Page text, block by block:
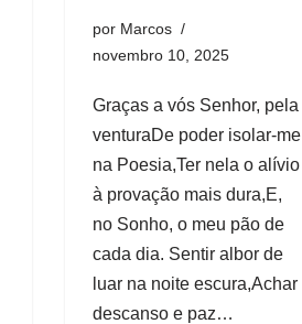
por Marcos
novembro 10, 2025
Graças a vós Senhor, pela
venturaDe poder isolar-me
na Poesia,Ter nela o alívio
à provação mais dura,E,
no Sonho, o meu pão de
cada dia. Sentir albor de
luar na noite escura,Achar
descanso e paz…